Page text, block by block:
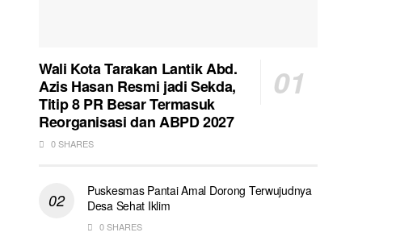
Wali Kota Tarakan Lantik Abd.
Azis Hasan Resmi jadi Sekda,
Titip 8 PR Besar Termasuk
Reorganisasi dan ABPD 2027
0 SHARES
Puskesmas Pantai Amal Dorong Terwujudnya
Desa Sehat Iklim
0 SHARES